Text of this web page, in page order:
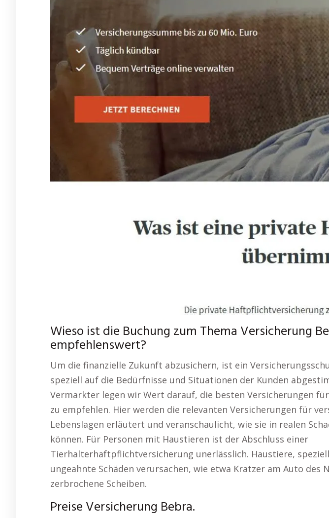
Wieso ist die Buchung zum Thema Versicherung
empfehlenswert?
Um die finanzielle Zukunft abzusichern, ist ein
speziell auf die Bedürfnisse und Situationen der Kunden
Vermarkter legen wir Wert darauf, die besten Versicherungen
zu empfehlen. Hier werden die relevanten Versicherungen für
Lebenslagen erläutert und veranschaulicht, wie sie in realen
können. Für Personen mit Haustieren ist der Abschluss einer
Tierhalterhaftpflichtversicherung unerlässlich. Haustiere,
ungeahnte Schäden verursachen, wie etwa Kratzer am Auto des
zerbrochene Scheiben.
Preise Versicherung Bebra.